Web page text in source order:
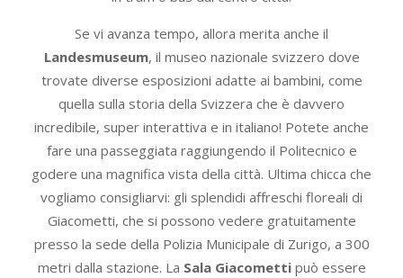
Se vi avanza tempo, allora merita anche il
Landesmuseum, il museo nazionale svizzero dove
trovate diverse esposizioni adatte ai bambini, come
quella sulla storia della Svizzera che è davvero
incredibile, super interattiva e in italiano! Potete anche
fare una passeggiata raggiungendo il Politecnico e
godere una magnifica vista della città. Ultima chicca che
vogliamo consigliarvi: gli splendidi affreschi floreali di
Giacometti, che si possono vedere gratuitamente
presso la sede della Polizia Municipale di Zurigo, a 300
metri dalla stazione. La Sala Giacomettipuò essere